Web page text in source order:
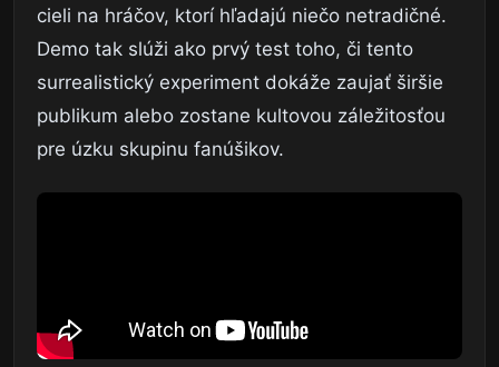
cieli na hráčov, ktorí hľadajú niečo netradičné.
Demo tak slúži ako prvý test toho, či tento
surrealistický experiment dokáže zaujať širšie
publikum alebo zostane kultovou záležitosťou
pre úzku skupinu fanúšikov.